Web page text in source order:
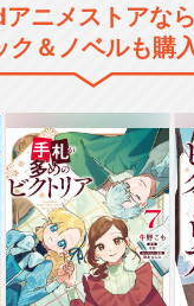
UQ
ま！2～
舞台「魔法
子ちゃま先
アニメストアなら
ク＆ノベルも購